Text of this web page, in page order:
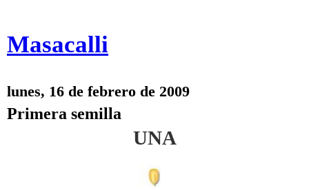
Masacalli
lunes, 16 de febrero de 2009
Primera semilla
UNA